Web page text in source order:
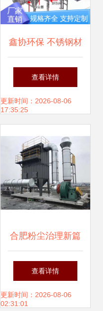
鑫协环保 不锈钢材
质脉冲布袋除尘
器，规格多样，可
力粉尘治理
查看详情
更新时间：2026-08-06
17:35:25
合肥粉尘治理新篇
章 安徽蓝鸥以经验
与科技守护碧水蓝
查看详情
更新时间：2026-08-06
02:31:01